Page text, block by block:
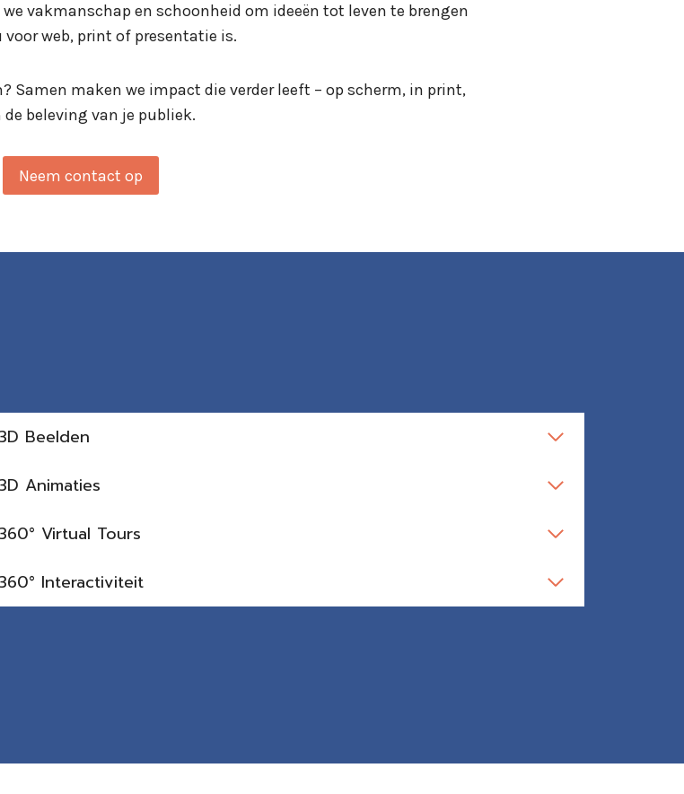
vakmanschap en schoonheid om ideeën tot leven te brengen
voor web, print of presentatie is.
Samen maken we impact die verder leeft – op scherm, in print,
de beleving van je publiek.
Neem contact op
Beelden
Animaties
Virtual Tours
Interactiviteit